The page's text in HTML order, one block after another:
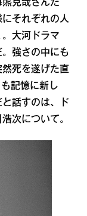
克哉さんだ
それぞれの人
大河ドラマ
強さの中にも
死を遂げた直
記憶に新し
話すのは、ド
次について。